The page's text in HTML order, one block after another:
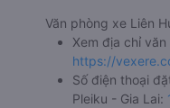
Văn phòng xe Liên
Xem địa chỉ
https://
Số điện thoại
Pleiku - Gia Lai: